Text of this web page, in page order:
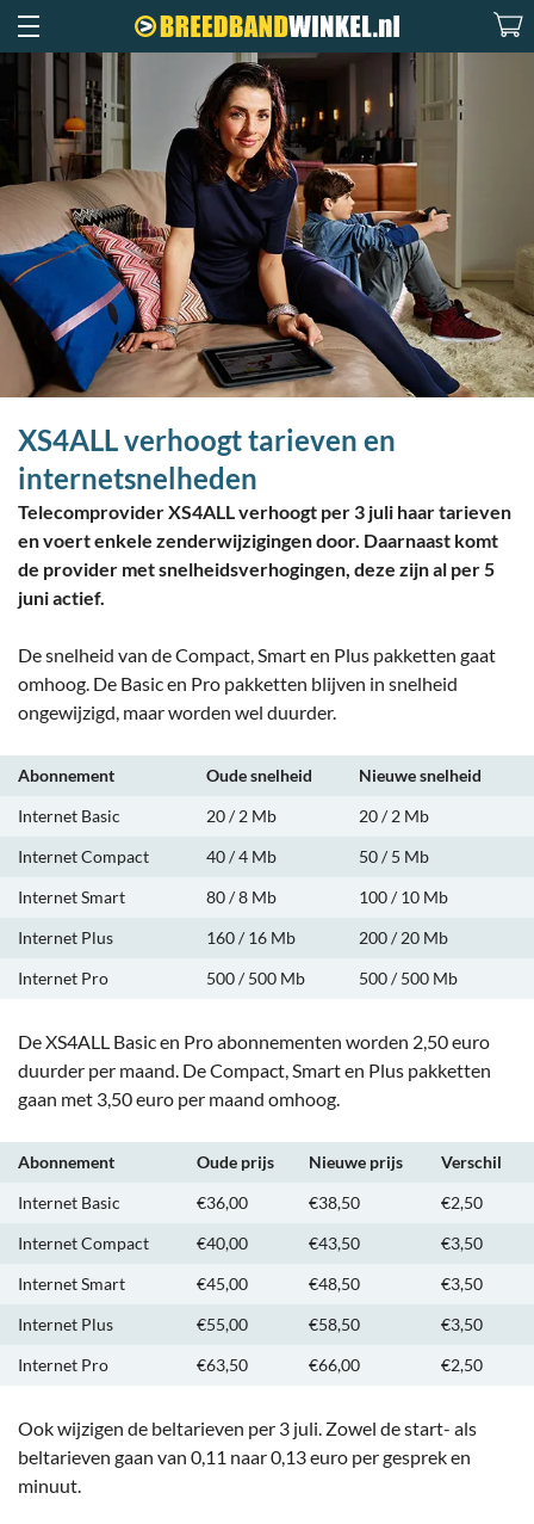
XS4ALL verhoogt tarieven en
internetsnelheden
Telecomprovider XS4ALL verhoogt per 3 juli haar tarieven
en voert enkele zenderwijzigingen door. Daarnaast komt
de provider met snelheidsverhogingen, deze zijn al per 5
juni actief.
De snelheid van de Compact, Smart en Plus pakketten gaat
omhoog. De Basic en Pro pakketten blijven in snelheid
ongewijzigd, maar worden wel duurder.
Abonnement Oude snelheid
Nieuwe snelheid
Internet Basic
20 / 2 Mb
20 / 2 Mb
Internet Compact
40 / 4 Mb
50 / 5 Mb
Internet Smart
80 / 8 Mb
100 / 10 Mb
Internet Plus
160 / 16 Mb
200 / 20 Mb
Internet Pro
500 / 500 Mb 500 / 500 Mb
De XS4ALL Basic en Pro abonnementen worden 2,50 euro
duurder per maand. De Compact, Smart en Plus pakketten
gaan met 3,50 euro per maand omhoog.
Abonnement Oude prijs Nieuwe prijs
Verschil
Internet Basic
€36,00 €38,50
€2,50
Internet Compact
€40,00 €43,50
€3,50
Internet Smart
€45,00 €48,50
€3,50
Internet Plus
€55,00 €58,50
€3,50
Internet Pro
€63,50 €66,00 €2,50
Ook wijzigen de beltarieven per 3 juli. Zowel de start- als
beltarieven gaan van 0,11 naar 0,13 euro per gesprek en
minuut.